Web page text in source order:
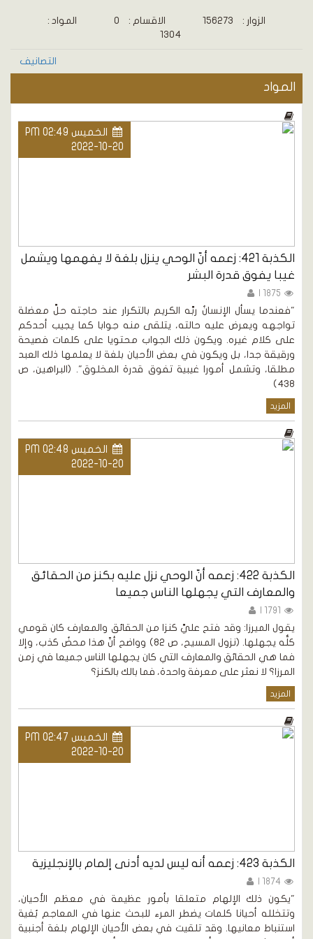
الزوار : 156273 الاقسام : 0
المواد :
1304
التصانيف
المواد
الخميس PM 02:49
2022-10-20
الكذبة 421: زعمه أنّ الوحي ينزل بلغة لا يفهمها ويشمل
غيبا يفوق قدرة البشر
"فعندما يسأل الإنسانُ ربَّه الكريم بالتكرار عند حاجته حلَّ معضلة
تواجهه ويعرض عليه حالته، يتلقى منه جوابا كما يجيب أحدكم
على كلام غيره. ويكون ذلك الجواب محتويا على كلمات فصيحة
ورقيقة جدا، بل ويكون في بعض الأحيان بلغة لا يعلمها ذلك العبد
مطلقا، وتشمل أمورا غيبية تفوق قدرة المخلوق". (البراهين، ص
438)
المزيد
الخميس PM 02:48
2022-10-20
الكذبة 422: زعمه أنّ الوحي نزل عليه بكنز من الحقائق
والمعارف التي يجهلها الناس جميعا
يقول الميرزا: وقد فتح عليَّ كنزا من الحقائق والمعارف كان قومي
كلُّه يجهلها. (نزول المسيح، ص 82) وواضح أنّ هذا محضُ كذب، وإلا
فما هي الحقائق والمعارف التي كان يجهلها الناس جميعا في زمن
المرزا؟ لا نعثر على معرفة واحدة، فما بالك بالكنز؟
المزيد
الخميس PM 02:47
2022-10-20
الكذبة 423: زعمه أنه ليس لديه أدنى إلمام بالإنجليزية
"يكون ذلك الإلهام متعلقا بأمور عظيمة في معظم الأحيان،
وتتخلله أحيانا كلمات يضطر المرء للبحث عنها في المعاجم بُغية
استنباط معانيها. وقد تلقيت في بعض الأحيان الإلهام بلغة أجنبية